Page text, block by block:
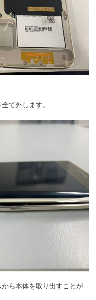
て外します。
ら本体を取り出すことが